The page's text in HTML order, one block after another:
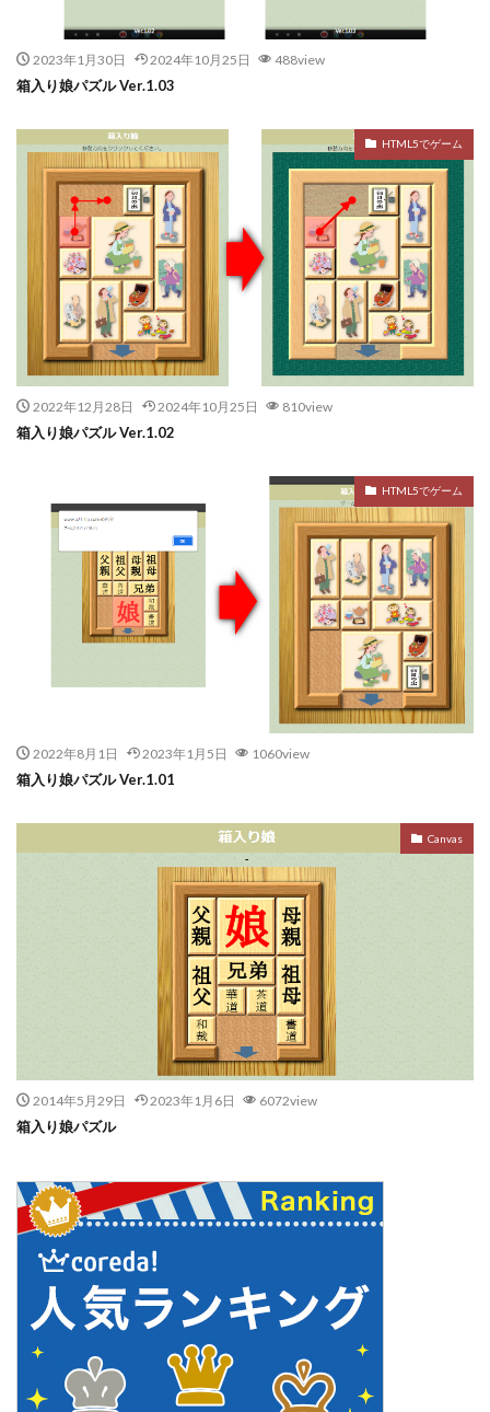
2023年1月30日 2024年10月25日 488view
箱入り娘パズル Ver.1.03
HTML5でゲーム
2022年12月28日 2024年10月25日 810view
箱入り娘パズル Ver.1.02
HTML5でゲーム
2022年8月1日 2023年1月5日 1060view
箱入り娘パズル Ver.1.01
Canvas
2014年5月29日 2023年1月6日 6072view
箱入り娘パズル